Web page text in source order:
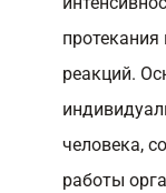
реакций.
человека,
работы